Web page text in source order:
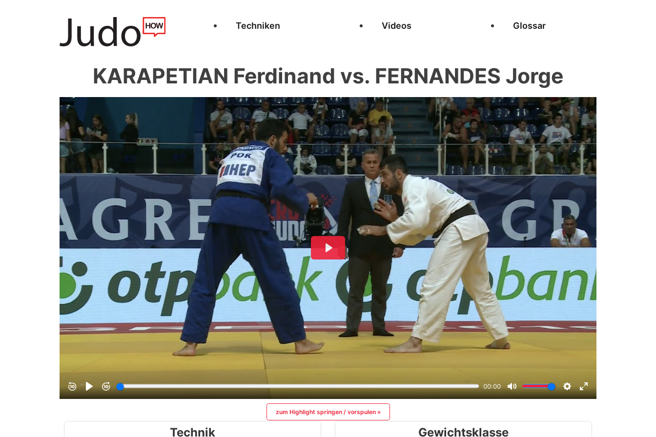
Techniken Videos Glossar
KARAPETIAN Ferdinand vs. FERNANDES Jorge
zum Highlight springen / vorspulen »
Technik Gewichtsklasse